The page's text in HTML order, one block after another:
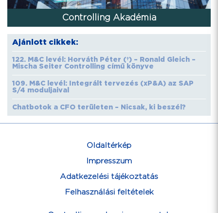
Controlling Akadémia
Ajánlott cikkek:
122. M&C levél: Horváth Péter (†) – Ronald Gleich –
Mischa Seiter Controlling című könyve
109. M&C levél: Integrált tervezés (xP&A) az SAP
S/4 moduljaival
Chatbotok a CFO területen – Nicsak, ki beszél?
Oldaltérkép
Impresszum
Adatkezelési tájékoztatás
Felhasználási feltételek